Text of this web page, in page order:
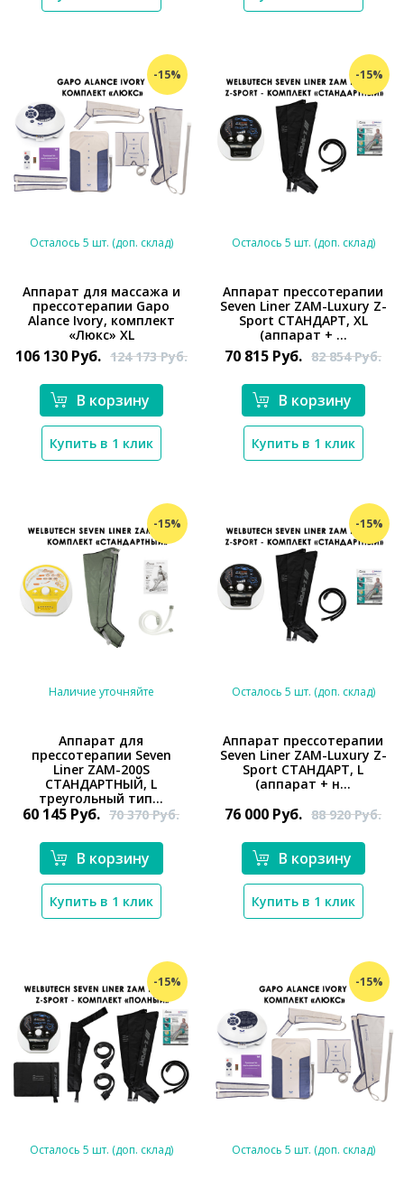
-15%
*}
Осталось 5 шт. (доп. склад)
Аппарат для массажа и
прессотерапии Gapo
Alance Ivory, комплект
«Люкс» XL
106 130 Руб. 124 173Руб.
В корзину
Купить в 1 клик
-15%
*}
Осталось 5 шт. (доп. склад)
Аппарат прессотерапии
Seven Liner ZAM-Luxury Z-
Sport СТАНДАРТ, XL
(аппарат + ...
70 815 Руб. 82 854Руб.
В корзину
Купить в 1 клик
-15%
*}
Наличие уточняйте
Аппарат для
прессотерапии Seven
Liner ZAM-200S
СТАНДАРТНЫЙ, L
треугольный тип...
60 145 Руб. 70 370Руб.
В корзину
Купить в 1 клик
-15%
*}
Осталось 5 шт. (доп. склад)
Аппарат прессотерапии
Seven Liner ZAM-Luxury Z-
Sport СТАНДАРТ, L
(аппарат + н...
76 000 Руб. 88 920Руб.
В корзину
Купить в 1 клик
-15%
Осталось 5 шт. (доп. склад)
-15%
Осталось 5 шт. (доп. склад)